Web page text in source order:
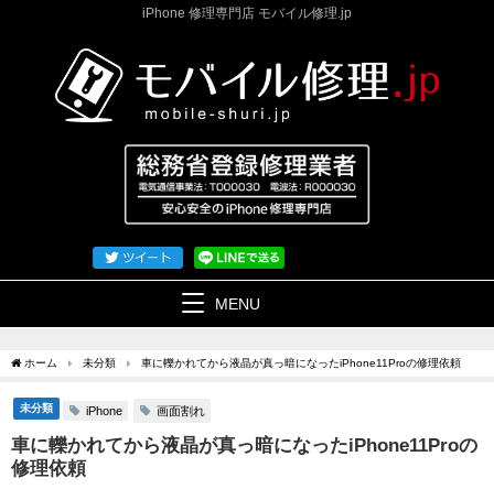
iPhone 修理専門店 モバイル修理.jp
MENU
ホーム 未分類 車に轢かれてから液晶が真っ暗になったiPhone11Proの修理依頼
未分類 iPhone 画面割れ
車に轢かれてから液晶が真っ暗になったiPhone11Proの
修理依頼